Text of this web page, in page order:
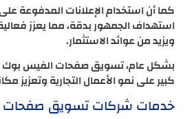
كما أن استخدام الإعلانات المدفوعة
استهداف الجمهور بدقة، مما يعزز فعالية
ويزيد من عوائد الاستثمار.
بشكل عام، تسويق صفحات الفيس بوك
كبير على نمو الأعمال التجارية وتعزيز
خدمات شركات تسويق صفحات